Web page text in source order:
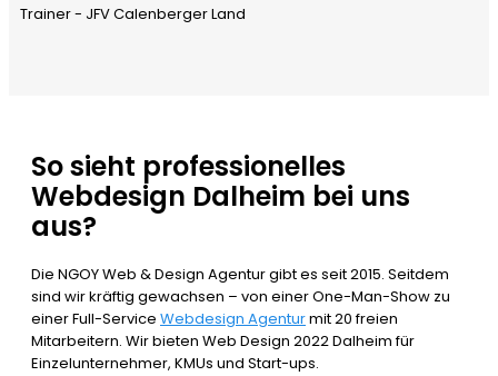
Trainer - JFV Calenberger Land
So sieht professionelles
Webdesign Dalheim bei uns
aus?
Die NGOY Web & Design Agentur gibt es seit 2015. Seitdem
sind wir kräftig gewachsen – von einer One-Man-Show zu
einer Full-Service Webdesign Agenturmit 20 freien
Mitarbeitern. Wir bieten Web Design 2022 Dalheim für
Einzelunternehmer, KMUs und Start-ups.